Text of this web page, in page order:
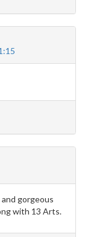
gorgeous
with 13 Arts.